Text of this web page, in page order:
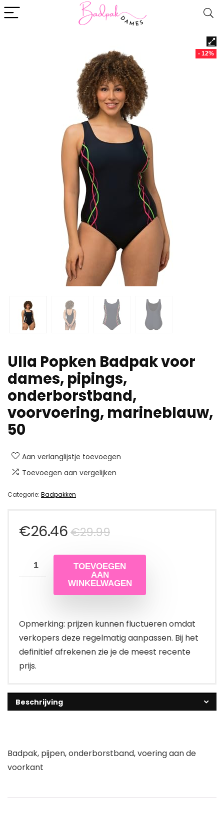
- 12%
Ulla Popken Badpak voor
dames, pipings,
onderborstband,
voorvoering, marineblauw,
50
Aan verlanglijstje toevoegen
Toevoegen aan vergelijken
Categorie: Badpakken
€29.99Oorspronkelijke
prijs
was:
€29.99.
€26.46
Huidige
prijs
is:
€26.46.
TOEVOEGEN
AAN
WINKELWAGEN
Opmerking: prijzen kunnen fluctueren omdat
verkopers deze regelmatig aanpassen. Bij het
definitief afrekenen zie je de meest recente
prijs.
Beschrijving
Badpak, pijpen, onderborstband, voering aan de
voorkant